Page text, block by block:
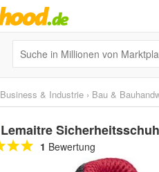
Business & Industrie › Bau &
Lemaitre
1 Bewertung